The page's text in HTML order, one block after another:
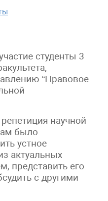
студенты 3
“Правовое
научной
было
устное
актуальных
представить его
с другими